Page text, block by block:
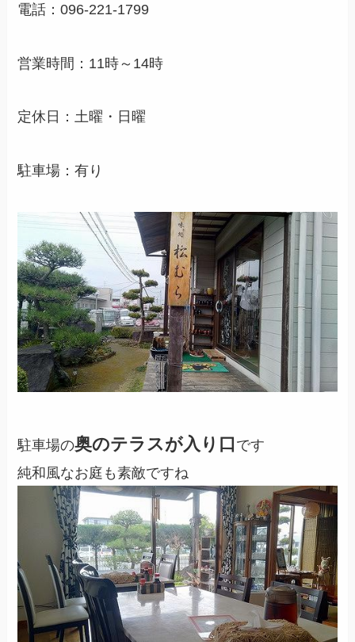
電話：096-221-1799
営業時間：11時～14時
定休日：土曜・日曜
駐車場：有り
駐車場の奥のテラスが入り口 です
純和風なお庭も素敵ですね